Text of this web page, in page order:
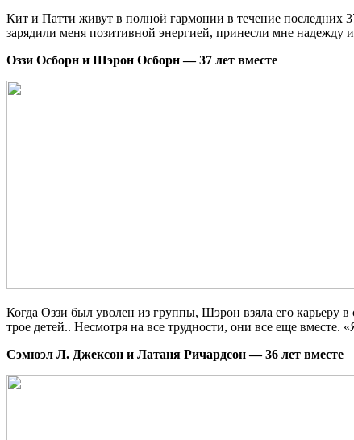
Кит и Патти живут в полной гармонии в течение последних
зарядили меня позитивной энергией, принесли мне надежду
Оззи Осборн и Шэрон Осборн — 37 лет вместе
Когда Оззи был уволен из группы, Шэрон взяла его карьеру
трое детей.. Несмотря на все трудности, они все еще
Сэмюэл Л. Джексон и Латаня Ричардсон — 36 лет вместе